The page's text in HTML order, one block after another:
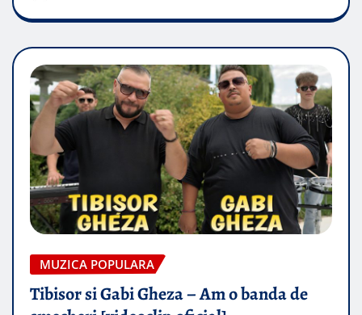
MUZICA POPULARA
Tibisor si Gabi Gheza – Am o banda de